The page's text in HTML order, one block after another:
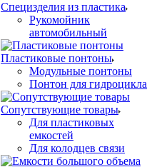
Специзделия из пластика
Рукомойник
автомобильный
Пластиковые понтоны
Модульные понтоны
Понтон для гидроцикла
Сопутствующие товары
Для пластиковых
емкостей
Для колодцев связи